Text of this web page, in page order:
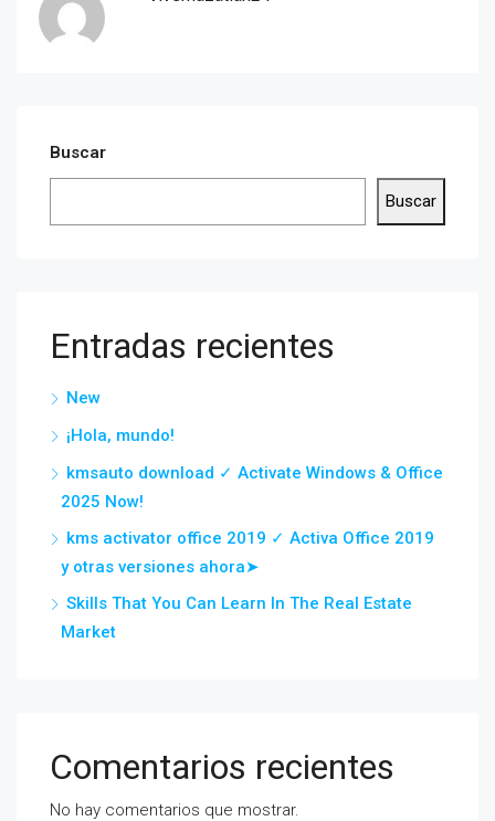
Buscar
Buscar
Entradas recientes
New
¡Hola, mundo!
kmsauto download ✓ Activate Windows & Office
2025 Now!
kms activator office 2019 ✓ Activa Office 2019
y otras versiones ahora➤
Skills That You Can Learn In The Real Estate
Market
Comentarios recientes
No hay comentarios que mostrar.